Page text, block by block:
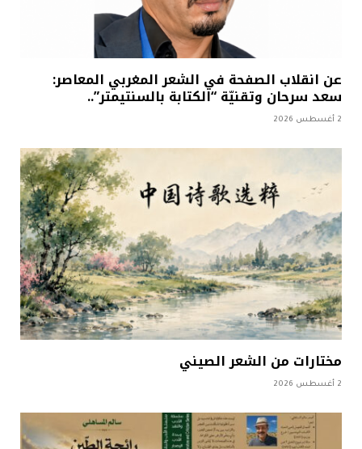
عن انقلاب الصفحة في الشعر المغربي المعاصر:
سعد سرحان وتقنيّة “الكتابة بالسنتيمتر”..
2 أغسطس 2026
مختارات من الشعر الصيني
2 أغسطس 2026